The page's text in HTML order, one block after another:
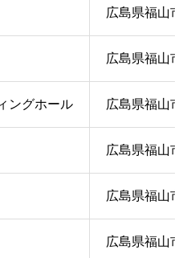
広島県福山市
広島県福山市
ングホール 広島県福山市
広島県福山市
広島県福山市
広島県福山市